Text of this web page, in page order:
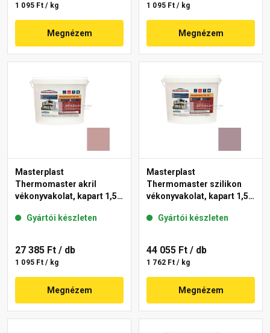
1 095 Ft / kg
Megnézem
1 095 Ft / kg
Megnézem
Masterplast
Thermomaster akril
vékonyvakolat, kapart 1,5
Gyártói készleten
27 385 Ft / db
1 095 Ft / kg
Megnézem
Masterplast
Thermomaster szilikon
vékonyvakolat, kapart 1,5
Gyártói készleten
44 055 Ft / db
1 762 Ft / kg
Megnézem